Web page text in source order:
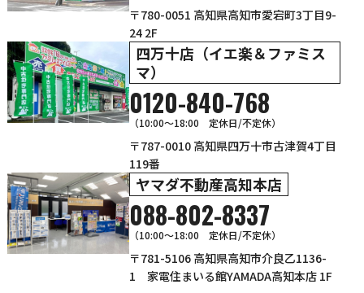
〒780-0051 高知県高知市愛宕町3丁目9-
24 2F
四万十店（イエ楽＆ファミス
マ）
0120-840-768
（10:00〜18:00 定休日/不定休）
〒787-0010 高知県四万十市古津賀4丁目
119番
ヤマダ不動産高知本店
088-802-8337
（10:00～18:00 定休日/不定休）
〒781-5106 高知県高知市介良乙1136-
1 家電住まいる館YAMADA高知本店 1F